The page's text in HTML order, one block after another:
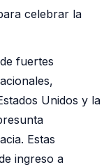
celebrar la
fuertes
Unidos y la
Estas
ingreso a